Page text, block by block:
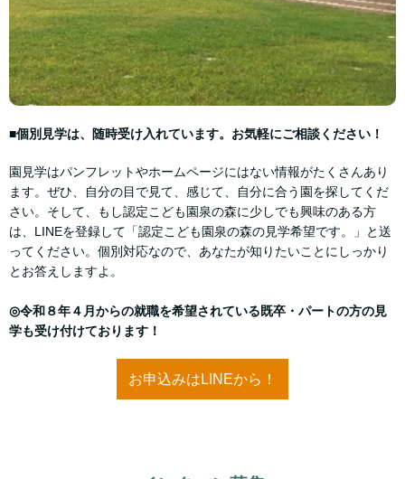
■個別見学は、随時受け入れています。お気軽にご相談ください！
園見学はパンフレットやホームページにはない情報がたくさんあり
ます。ぜひ、自分の目で見て、感じて、自分に合う園を探してくだ
さい。そして、もし認定こども園泉の森に少しでも興味のある方
は、LINEを登録して「認定こども園泉の森の見学希望です。」と送
ってください。個別対応なので、あなたが知りたいことにしっかり
とお答えしますよ。
◎令和８年４月からの就職を希望されている既卒・パートの方の見
学も受け付けております！
お申込みはLINEから！